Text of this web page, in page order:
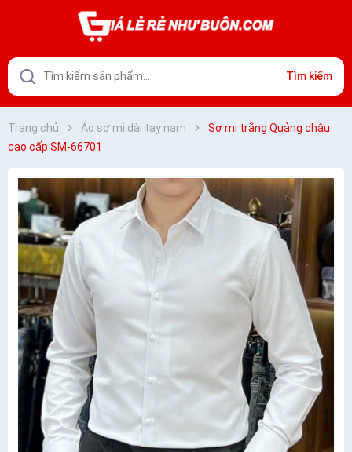
Tìm kiếm
Trang chủ Áo sơ mi dài tay nam
Sơ mi trắng Quảng châu
cao cấp SM-66701